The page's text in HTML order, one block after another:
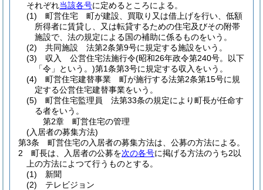
それぞれ当該各号に定めるところによる。
(1)
町営住宅 町が建設、買取り又は借上げを行い、低額
所得者に賃貸し、又は転貸するための住宅及びその附帯
施設で、法の規定による国の補助に係るものをいう。
(2)
共同施設 法第2条第9号に規定する施設をいう。
(3)
収入 公営住宅法施行令(昭和26年政令第240号。以下
「令」という。)第1条第3号に規定する収入をいう。
(4)
町営住宅建替事業 町が施行する法第2条第15号に規
定する公営住宅建替事業をいう。
(5)
町営住宅監理員 法第33条の規定により町長が任命す
る者をいう。
第2章
町営住宅の管理
(入居者の募集方法)
第3条
町営住宅の入居者の募集方法は、公募の方法による。
2
町長は、入居者の公募を次の各号に掲げる方法のうち2以
上の方法によつて行うものとする。
(1)
新聞
(2)
テレビジョン